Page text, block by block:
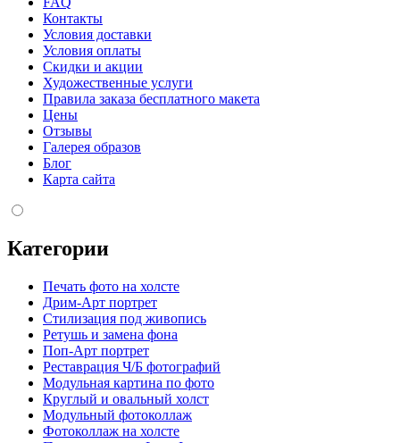
Контакты
Условия доставки
Условия оплаты
Скидки и акции
Художественные услуги
Правила заказа бесплатного макета
Цены
Отзывы
Галерея образов
Блог
Карта сайта
Категории
Печать фото на холсте
Дрим-Арт портрет
Стилизация под живопись
Ретушь и замена фона
Поп-Арт портрет
Реставрация Ч/Б фотографий
Модульная картина по фото
Круглый и овальный холст
Модульный фотоколлаж
Фотоколлаж на холсте